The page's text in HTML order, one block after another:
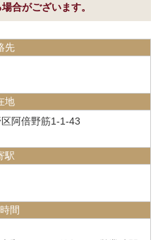
合がございます。
先
地
阿倍野筋1-1-43
駅
間